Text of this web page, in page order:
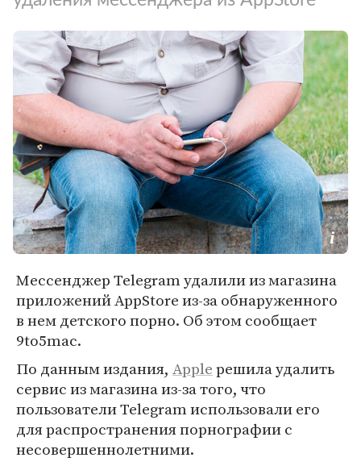
Мессенджер Telegram удалили из магазина
приложений AppStore из-за обнаруженного
в нем детского порно. Об этом сообщает
9to5mac.
По данным издания, Appleрешила удалить
сервис из магазина из-за того, что
пользователи Telegram использовали его
для распространения порнографии с
несовершеннолетними.